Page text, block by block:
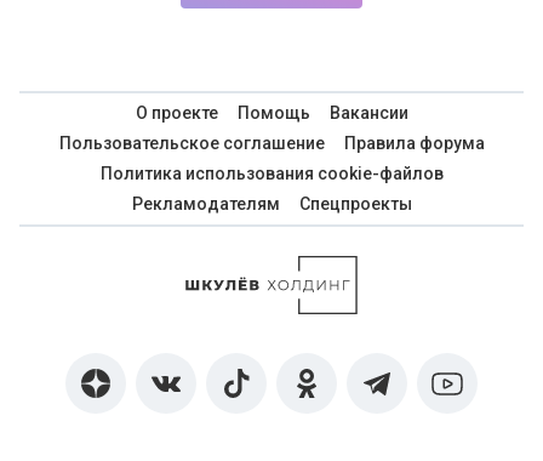
О проекте Помощь
Вакансии
Пользовательское соглашение
Правила форума
Политика использования cookie-файлов
Рекламодателям
Спецпроекты